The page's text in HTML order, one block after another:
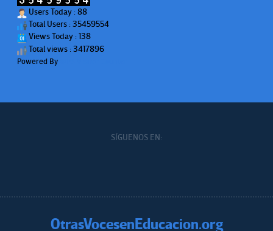
Users Today : 88
Total Users : 35459554
Views Today : 138
Total views : 3417896
Powered By
SÍGUENOS EN:
OtrasVocesenEducacion.org